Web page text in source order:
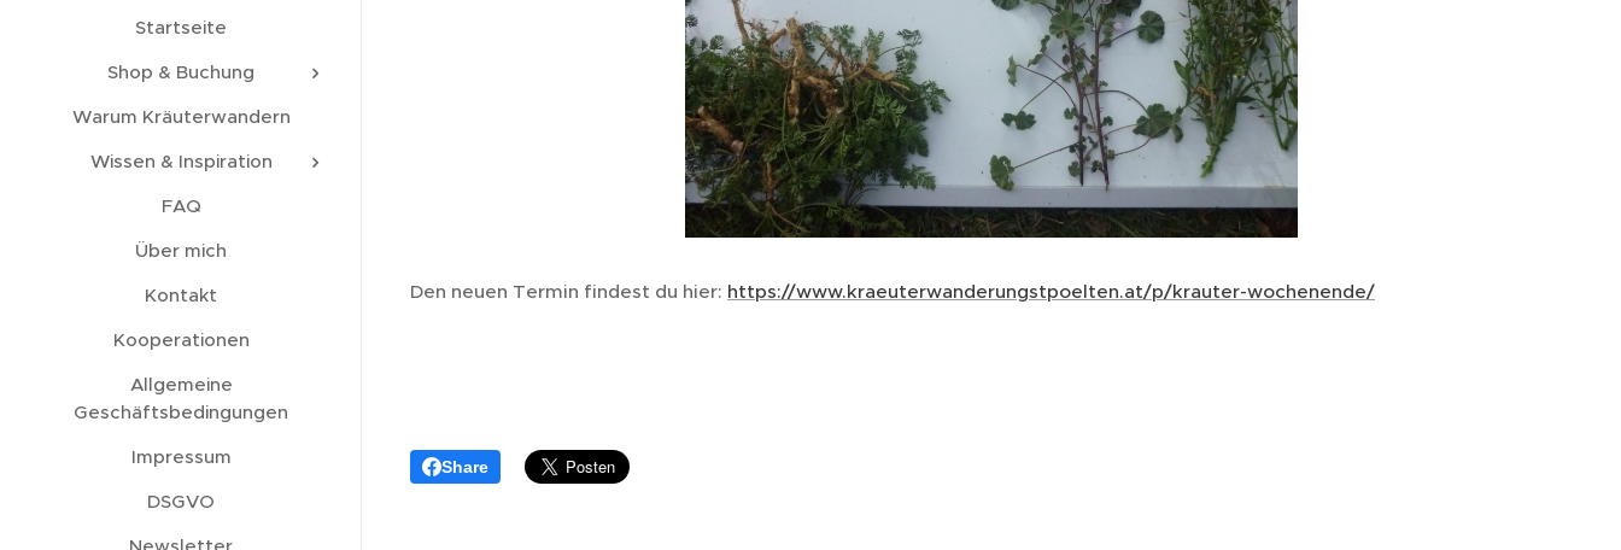
Startseite
Shop & Buchung
Warum Kräuterwandern
Wissen & Inspiration
FAQ
Über mich
Kontakt
Kooperationen
Allgemeine
Geschäftsbedingungen
Impressum
DSGVO
Den neuen Termin findest du hier: https://www.kraeuterwanderungstpoelten.at/p/krauter-wochenende/
Share